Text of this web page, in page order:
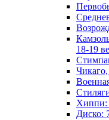
18-19
Хиппи:
Диско: